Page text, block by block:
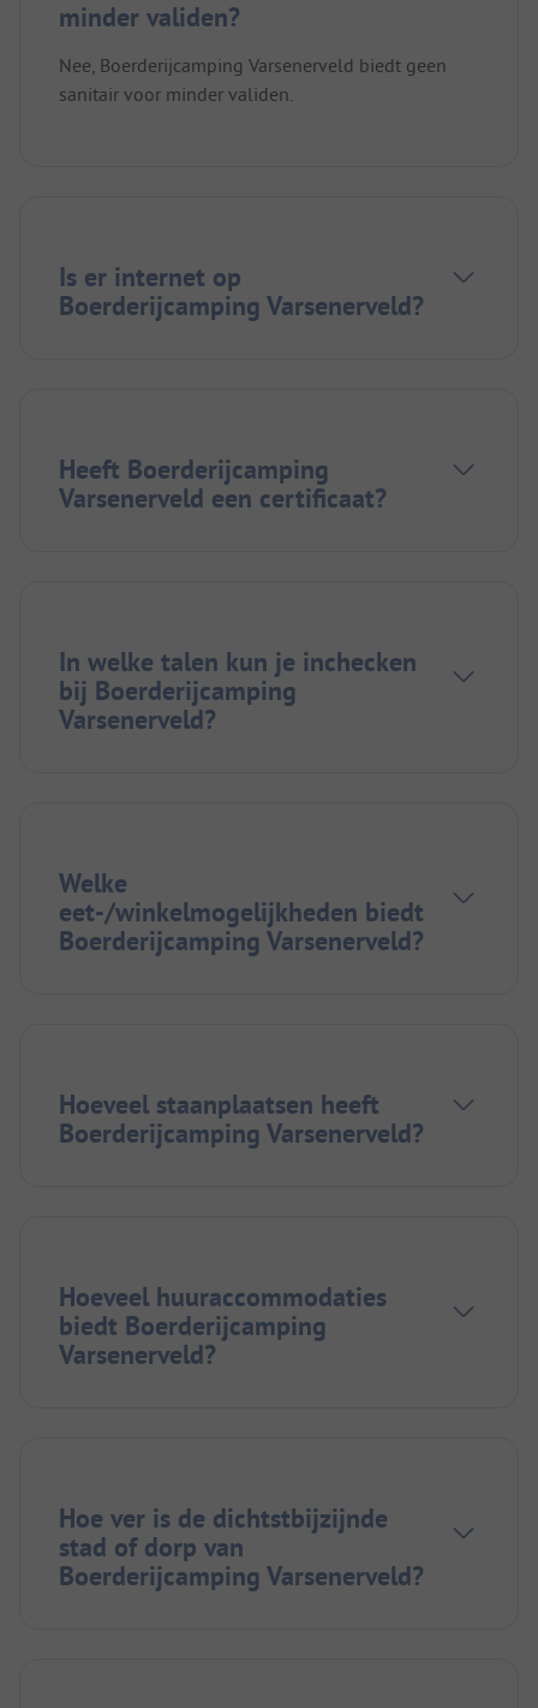
minder validen?
Nee, Boerderijcamping Varsenerveld biedt geen
sanitair voor minder validen.
Is er internet op
Boerderijcamping Varsenerveld?
Heeft Boerderijcamping
Varsenerveld een certificaat?
In welke talen kun je inchecken
bij Boerderijcamping
Varsenerveld?
Welke
eet-/winkelmogelijkheden biedt
Boerderijcamping Varsenerveld?
Hoeveel staanplaatsen heeft
Boerderijcamping Varsenerveld?
Hoeveel huuraccommodaties
biedt Boerderijcamping
Varsenerveld?
Hoe ver is de dichtstbijzijnde
stad of dorp van
Boerderijcamping Varsenerveld?